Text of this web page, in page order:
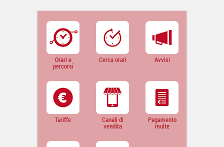
Orari e
percorsi
Cerca orari Avvisi
Tariffe Canali di
vendita
Pagamento
multe